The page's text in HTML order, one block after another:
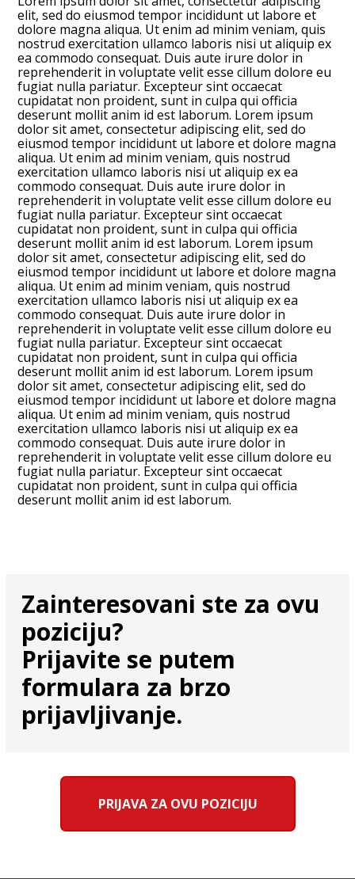
elit, sed do eiusmod tempor incididunt ut labore et
dolore magna aliqua. Ut enim ad minim veniam, quis
nostrud exercitation ullamco laboris nisi ut aliquip ex
ea commodo consequat. Duis aute irure dolor in
reprehenderit in voluptate velit esse cillum dolore eu
fugiat nulla pariatur. Excepteur sint occaecat
cupidatat non proident, sunt in culpa qui officia
deserunt mollit anim id est laborum. Lorem ipsum
dolor sit amet, consectetur adipiscing elit, sed do
eiusmod tempor incididunt ut labore et dolore magna
aliqua. Ut enim ad minim veniam, quis nostrud
exercitation ullamco laboris nisi ut aliquip ex ea
commodo consequat. Duis aute irure dolor in
reprehenderit in voluptate velit esse cillum dolore eu
fugiat nulla pariatur. Excepteur sint occaecat
cupidatat non proident, sunt in culpa qui officia
deserunt mollit anim id est laborum. Lorem ipsum
dolor sit amet, consectetur adipiscing elit, sed do
eiusmod tempor incididunt ut labore et dolore magna
aliqua. Ut enim ad minim veniam, quis nostrud
exercitation ullamco laboris nisi ut aliquip ex ea
commodo consequat. Duis aute irure dolor in
reprehenderit in voluptate velit esse cillum dolore eu
fugiat nulla pariatur. Excepteur sint occaecat
cupidatat non proident, sunt in culpa qui officia
deserunt mollit anim id est laborum. Lorem ipsum
dolor sit amet, consectetur adipiscing elit, sed do
eiusmod tempor incididunt ut labore et dolore magna
aliqua. Ut enim ad minim veniam, quis nostrud
exercitation ullamco laboris nisi ut aliquip ex ea
commodo consequat. Duis aute irure dolor in
reprehenderit in voluptate velit esse cillum dolore eu
fugiat nulla pariatur. Excepteur sint occaecat
cupidatat non proident, sunt in culpa qui officia
deserunt mollit anim id est laborum.
Zainteresovani ste za ovu
poziciju?
Prijavite se putem
formulara za brzo
prijavljivanje.
PRIJAVA ZA OVU POZICIJU